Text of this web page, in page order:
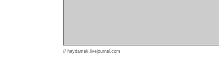
// haydamak.livejournal.com